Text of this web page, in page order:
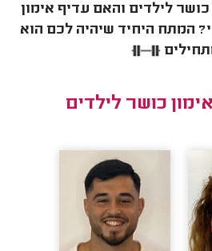
לילדים והאם עדיף אימון
המתח היחיד שיהיה לכם הוא
כושר לילדים